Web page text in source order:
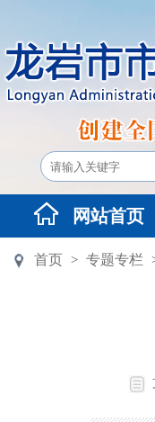
网站首页
首页 > 专题专栏